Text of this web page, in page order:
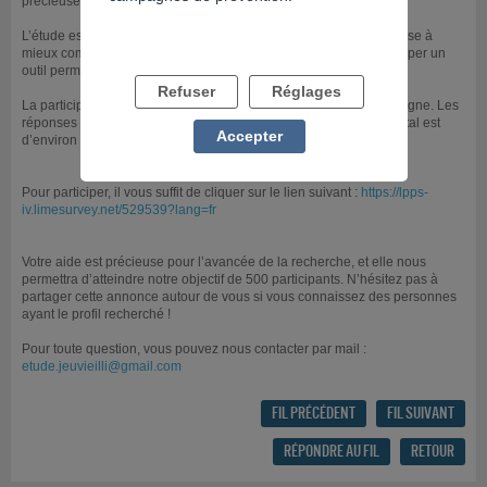
L’étude est financée par l’Agence Nationale de la Recherche et vise à
mieux comprendre comment pensent les joueurs, afin de développer un
outil permettant d’étudier l’intensité du jeu.
La participation consiste à remplir trois courts questionnaires en ligne. Les
réponses sont entièrement anonymes et le temps de passation total est
d’environ 10 à 15 minutes.
Pour participer, il vous suffit de cliquer sur le lien suivant : https://lpps-
iv.limesurvey.net/529539?lang=fr
Votre aide est précieuse pour l’avancée de la recherche, et elle nous
permettra d’atteindre notre objectif de 500 participants. N’hésitez pas à
partager cette annonce autour de vous si vous connaissez des personnes
ayant le profil recherché !
Pour toute question, vous pouvez nous contacter par mail :
etude.jeuvieilli@gmail.com
FIL PRÉCÉDENT FIL SUIVANT
RÉPONDRE AU FIL RETOUR
Refuser Réglages
Accepter